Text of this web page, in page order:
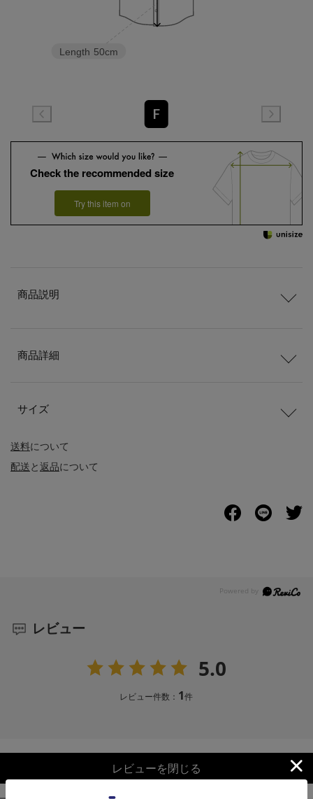
Length 50cm
F
Check the recommended size
Try this item on
送料について
配送と返品について
商品説明
商品詳細
サイズ
レビュー
5.0
レビュー件数： 1件
レビューを閉じる